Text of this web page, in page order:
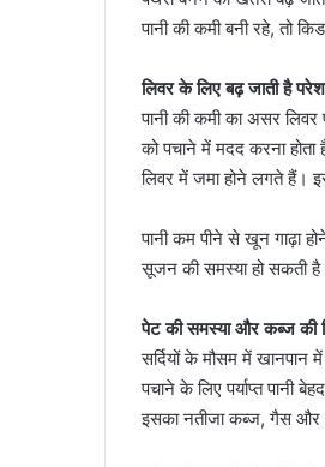
पानी की कमी बनी रहे, तो
लिवर के लिए बढ़ जाती है
पानी की कमी का असर लिवर
को पचाने में मदद करना होता
लिवर में जमा होने लगते हैं।
पानी कम पीने से खून गाढ़ा
सूजन की समस्या हो सकती
पेट की समस्या और कब्ज की
सर्दियों के मौसम में
पचाने के लिए पर्याप्त पानी
इसका नतीजा कब्ज, गैस और